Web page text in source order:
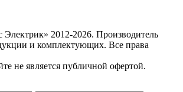
2012-2026. Производитель
и комплектующих. Все права
не является публичной офертой.